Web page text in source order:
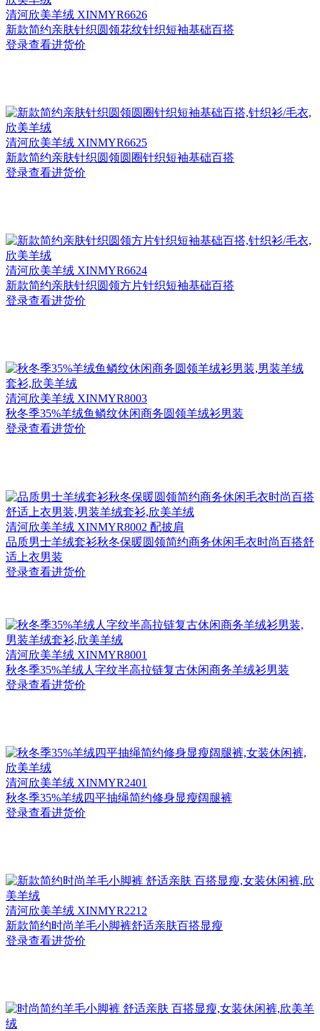
清河欣美羊绒 XINMYR6626
新款简约亲肤针织圆领花纹针织短袖基础百搭
登录查看进货价
清河欣美羊绒 XINMYR6625
新款简约亲肤针织圆领圆圈针织短袖基础百搭
登录查看进货价
清河欣美羊绒 XINMYR6624
新款简约亲肤针织圆领方片针织短袖基础百搭
登录查看进货价
清河欣美羊绒 XINMYR8003
秋冬季35%羊绒鱼鳞纹休闲商务圆领羊绒衫男装
登录查看进货价
清河欣美羊绒 XINMYR8002 配披肩
品质男士羊绒套衫秋冬保暖圆领简约商务休闲毛衣时尚百搭舒
适上衣男装
登录查看进货价
清河欣美羊绒 XINMYR8001
秋冬季35%羊绒人字纹半高拉链复古休闲商务羊绒衫男装
登录查看进货价
清河欣美羊绒 XINMYR2401
秋冬季35%羊绒四平抽绳简约修身显瘦阔腿裤
登录查看进货价
清河欣美羊绒 XINMYR2212
新款简约时尚羊毛小脚裤舒适亲肤百搭显瘦
登录查看进货价